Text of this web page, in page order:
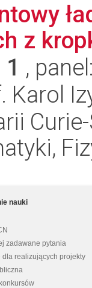
z
,
Karol
nauki
zadawane pytania
dla realizujących projekty